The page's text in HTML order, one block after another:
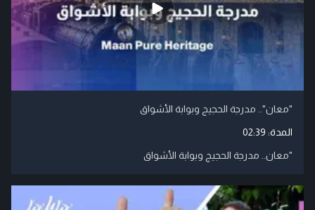
"معان".. مدرجة الحجيج وبوابة الأشواق
المدة: 02:39
"معان.. مدرجة الحجيج وبوابة الأشواق